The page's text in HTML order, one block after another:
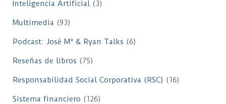
Inteligencia Artificial(3)
Multimedia (93)
Podcast: José Mª & Ryan Talks (6)
Reseñas de libros (75)
Responsabilidad Social Corporativa (RSC) (16)
Sistema financiero (126)